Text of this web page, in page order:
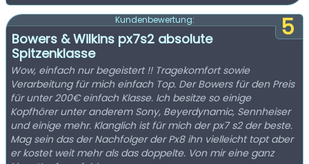
5
Kundenbewertung:
Bowers & Wilkins px7s2 absolute
Spitzenklasse
Wow, einfach nur begeistert !! Tragekomfort sowie
Verarbeitung für mich einfach Top. Der Bowers für den Preis
für unter 200€ einfach Klasse. Ich besitze so einige
Kopfhörer unter anderem Sony, Beyerdynamic, Sennheiser
und einige mehr. Klanglich ist für mich der px7 s2 der beste.
Mag sein das der Nachfolger der Px8 ihn vielleicht topt aber
er kostet weit mehr als das doppelte. Von mir eine ganz